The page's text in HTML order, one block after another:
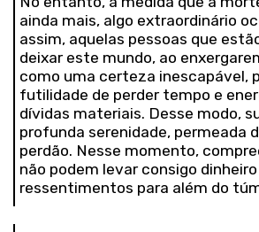
ainda mais, algo extraordinário
assim, aquelas pessoas que
deixar este mundo, ao
como uma certeza inescapável,
futilidade de perder tempo e
dívidas materiais. Desse modo,
profunda serenidade, permeada
perdão. Nesse momento,
não podem levar consigo dinheiro
ressentimentos para além do